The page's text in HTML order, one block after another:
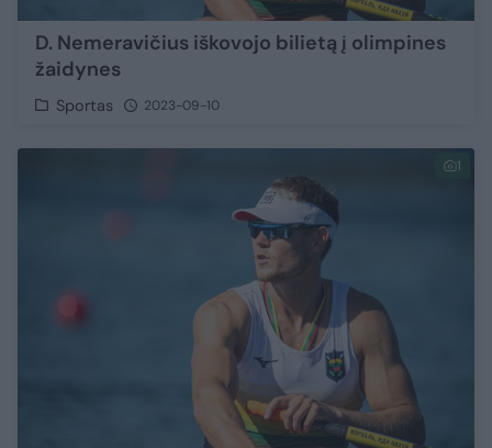
D. Nemeravičius iškovojo bilietą į olimpines
žaidynes
Sportas 2023-09-10
1